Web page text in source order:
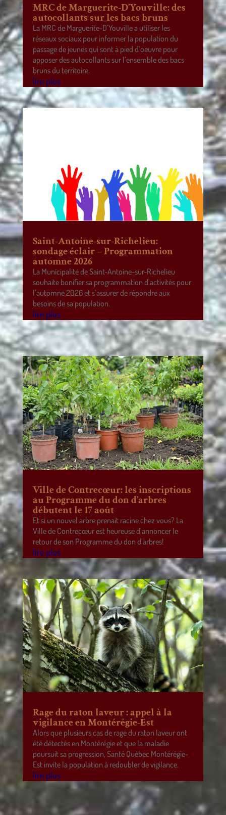
MRC de Marguerite-D’Youville: des
autocollants sur les bacs bruns
La MRC de Marguerite-D’Youville a utiliser les
réseaux sociaux pour informer la population du
passage de jeunes qui sont à pied d’oeuvre pour
apposer des autocollants sur l’ensemble des bacs
bruns du territoire.
lire plus
Saint-Antoine-sur-Richelieu:
sondage éclair – Programmation
automne 2026
La Municipalité de Saint-Antoine-sur-Richelieu
souhaite bonifier sa programmation d’activités pour
l’automne 2026 et s’assurer de répondre aux
besoins de sa population.
lire plus
Ville de Contrecœur: les inscriptions
au Programme du don d’arbres
débutent le 17 août
Et si un nouvel arbre prenait racine chez vous? La
Ville de Contrecœur est heureuse d’annoncer le
retour de son Programme du don d’arbres!
lire plus
Rage du raton laveur : appel à la
vigilance en Montérégie-Est
Alors que plusieurs cas de rage du raton laveur ont
été détectés en Montérégie et que la maladie
poursuit sa progression, Santé Québec Montérégie-
Est invite la population à redoubler de vigilance.
lire plus